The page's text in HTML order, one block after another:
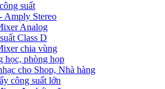
suất
Amply Stereo
Analog
Class D
chia vùng
học, phòng họp
cho Shop, Nhà hàng
công suất lớn